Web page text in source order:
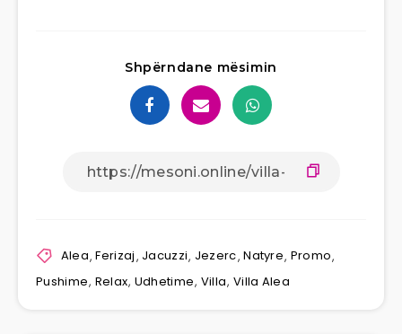
Shpërndane mësimin
Alea,Ferizaj, Jacuzzi, Jezerc,Natyre, Promo,
Pushime, Relax, Udhetime, Villa, Villa Alea